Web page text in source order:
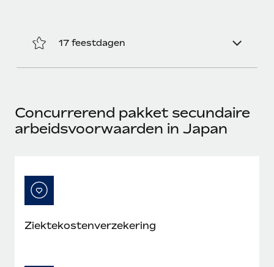
17 feestdagen
Concurrerend pakket secundaire
arbeidsvoorwaarden in Japan
Ziektekostenverzekering